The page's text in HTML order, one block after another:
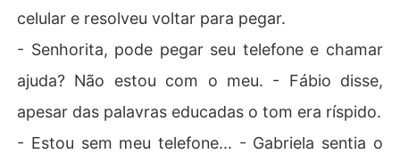
celular e resolveu voltar para pegar.
- Senhorita, pode pegar seu telefone e chamar
ajuda? Não estou com o meu. - Fábio disse,
apesar das palavras educadas o tom era ríspido.
- Estou sem meu telefone... - Gabriela sentia o